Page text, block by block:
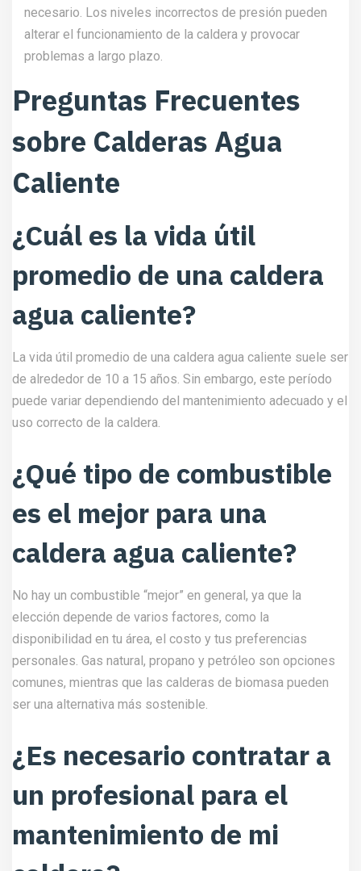
necesario. Los niveles incorrectos de presión pueden
alterar el funcionamiento de la caldera y provocar
problemas a largo plazo.
Preguntas Frecuentes
sobre Calderas Agua
Caliente
¿Cuál es la vida útil
promedio de una caldera
agua caliente?
La vida útil promedio de una caldera agua caliente suele ser
de alrededor de 10 a 15 años. Sin embargo, este período
puede variar dependiendo del mantenimiento adecuado y el
uso correcto de la caldera.
¿Qué tipo de combustible
es el mejor para una
caldera agua caliente?
No hay un combustible “mejor” en general, ya que la
elección depende de varios factores, como la
disponibilidad en tu área, el costo y tus preferencias
personales. Gas natural, propano y petróleo son opciones
comunes, mientras que las calderas de biomasa pueden
ser una alternativa más sostenible.
¿Es necesario contratar a
un profesional para el
mantenimiento de mi